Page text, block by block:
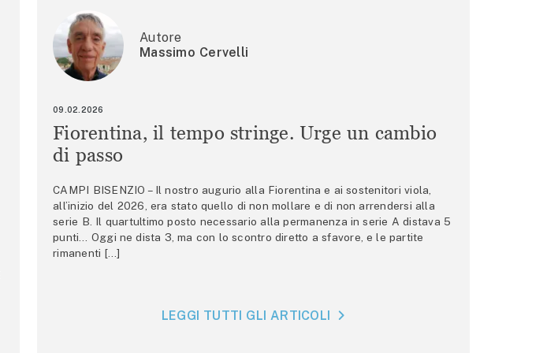
Autore
Massimo Cervelli
09.02.2026
Fiorentina, il tempo stringe. Urge un cambio
di passo
CAMPI BISENZIO – Il nostro augurio alla Fiorentina e ai sostenitori viola,
all’inizio del 2026, era stato quello di non mollare e di non arrendersi alla
serie B. Il quartultimo posto necessario alla permanenza in serie A distava 5
punti… Oggi ne dista 3, ma con lo scontro diretto a sfavore, e le partite
rimanenti […]
LEGGI TUTTI GLI ARTICOLI